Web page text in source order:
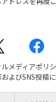
メディアポリ
よびSNS投稿